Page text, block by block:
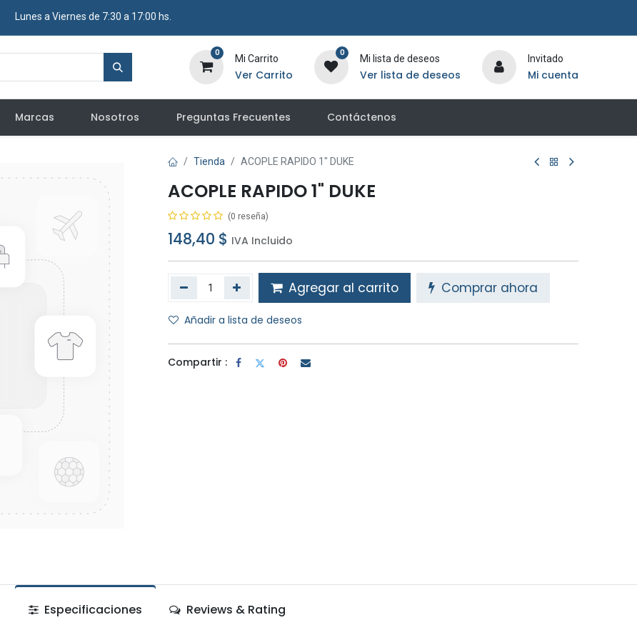
​ Lunes a Viernes de 7:30 a 17:00 hs.
0
Mi Carrito
Ver Carrito
0
Mi lista de deseos
Ver lista de deseos
Invitado
Mi cuenta
Marcas Nosotros Preguntas Frecuentes Contáctenos
Tienda ACOPLE RAPIDO 1" DUKE
ACOPLE RAPIDO 1" DUKE
(0 reseña)
148,40 $ IVA Incluido
Agregar al carrito Comprar ahora
Añadir a lista de deseos
Compartir :
Especificaciones Reviews & Rating